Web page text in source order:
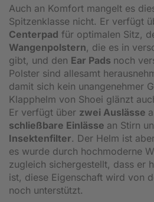
Auch an Komfort mangelt es
Spitzenklasse nicht. Er verfügt
Centerpad für optimalen Sitz,
Wangenpolstern, die es in
gibt, und den Ear Pads noch
Polster sind allesamt
damit sich kein unangenehmer
Klapphelm von Shoei glänzt
Er verfügt über zwei Auslässe
schließbare Einlässe an Stirn
Insektenfilter. Der Helm ist
es wurde durch hochmoderne
zugleich sichergestellt, dass er
ist, diese Eigenschaft wird von
noch unterstützt.